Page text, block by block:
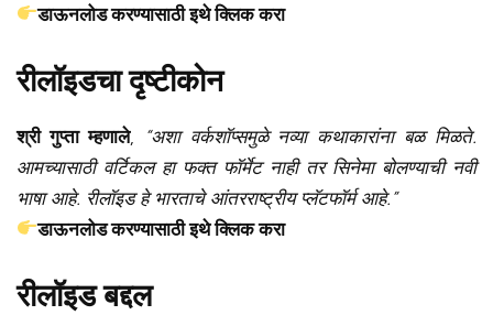
डाऊनलोड करण्यासाठी इथे क्लिक करा
रीलॉइडचा दृष्टीकोन
श्री गुप्ता म्हणाले,
“अशा वर्कशॉप्समुळे नव्या कथाकारांना बळ मिळते.
आमच्यासाठी वर्टिकल हा फक्त फॉर्मेट नाही तर सिनेमा बोलण्याची नवी
भाषा आहे. रीलॉइड हे भारताचे आंतरराष्ट्रीय प्लॅटफॉर्म आहे.”
डाऊनलोड करण्यासाठी इथे क्लिक करा
रीलॉइड बद्दल